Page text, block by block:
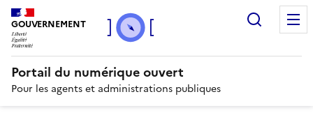
GOUVERNEMENT
Portail du numérique ouvert
Pour les agents et administrations publiques